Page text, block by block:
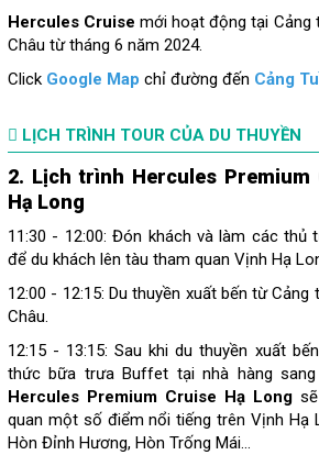
Hercules Cruisemới hoạt động tại Cảng
Châu từ tháng 6 năm 2024.
Click Google Map chỉ đường đến Cảng
LỊCH TRÌNH TOUR CỦA DU THUYỀN
2. Lịch trình Hercules
Hạ Long
11:30 - 12:00: Đón khách và làm các thủ
để du khách lên tàu tham quan Vịnh Hạ
12:00 - 12:15: Du thuyền xuất bến từ
Châu.
12:15 - 13:15: Sau khi du thuyền xuất
thức bữa trưa Buffet tại nhà hàng
Hercules Premium Cruise Hạ Long
quan một số điểm nổi tiếng trên Vịnh Hạ
Hòn Đỉnh Hương, Hòn Trống Mái…